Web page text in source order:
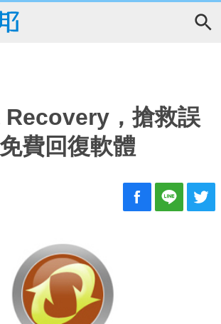
，搶救誤
費回復軟體